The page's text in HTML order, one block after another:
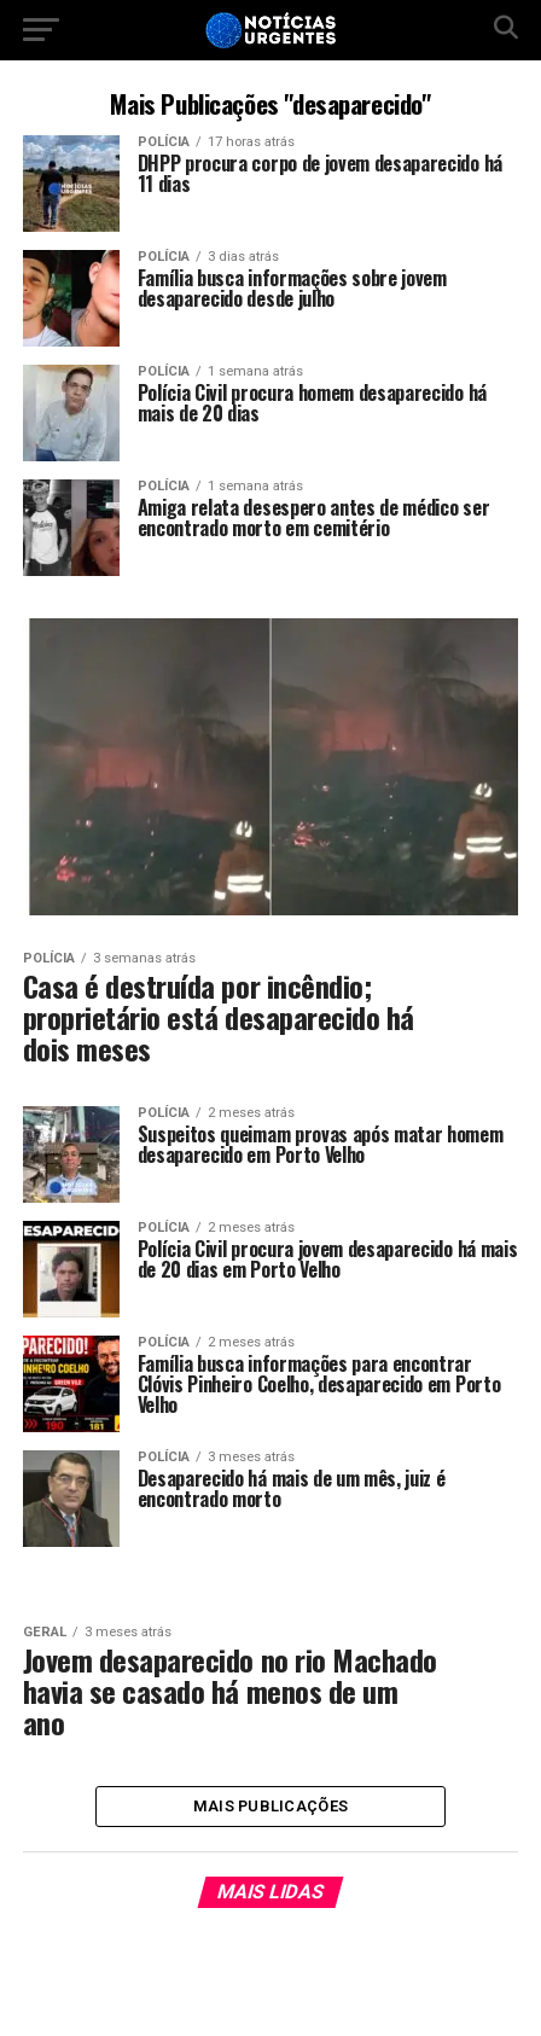
Mais Publicações "desaparecido"
POLÍCIA 17 horas atrás
DHPP procura corpo de jovem desaparecido há
11 dias
POLÍCIA 3 dias atrás
Família busca informações sobre jovem
desaparecido desde julho
POLÍCIA 1 semana atrás
Polícia Civil procura homem desaparecido há
mais de 20 dias
POLÍCIA 1 semana atrás
Amiga relata desespero antes de médico ser
encontrado morto em cemitério
POLÍCIA 3 semanas atrás
Casa é destruída por incêndio;
proprietário está desaparecido há
dois meses
POLÍCIA 2 meses atrás
Suspeitos queimam provas após matar homem
desaparecido em Porto Velho
POLÍCIA 2 meses atrás
Polícia Civil procura jovem desaparecido há mais
de 20 dias em Porto Velho
POLÍCIA 2 meses atrás
Família busca informações para encontrar
Clóvis Pinheiro Coelho, desaparecido em Porto
Velho
POLÍCIA 3 meses atrás
Desaparecido há mais de um mês, juiz é
encontrado morto
GERAL 3 meses atrás
Jovem desaparecido no rio Machado
havia se casado há menos de um
ano
MAIS PUBLICAÇÕES
MAIS LIDAS